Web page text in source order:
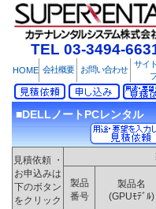
TEL 03-3494-
HOME 会社概要 お問い合わせ
サイ
■DELLノートPCレンタル
見積依頼 ・
お申込みは
下のボタン
をクリック
製品
番号
製品名
(GPUﾓﾃﾞﾙ)